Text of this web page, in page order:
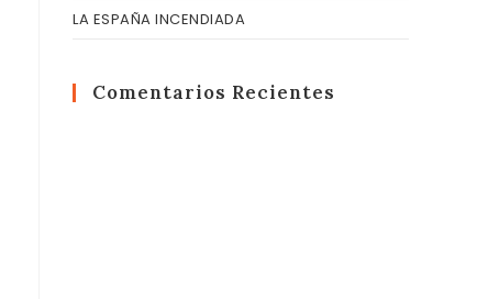
LA ESPAÑA INCENDIADA
Comentarios Recientes